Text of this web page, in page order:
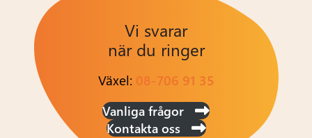
Vi svarar
när du ringer
Växel: 08-706 91 35
Vanliga frågor
Kontakta oss